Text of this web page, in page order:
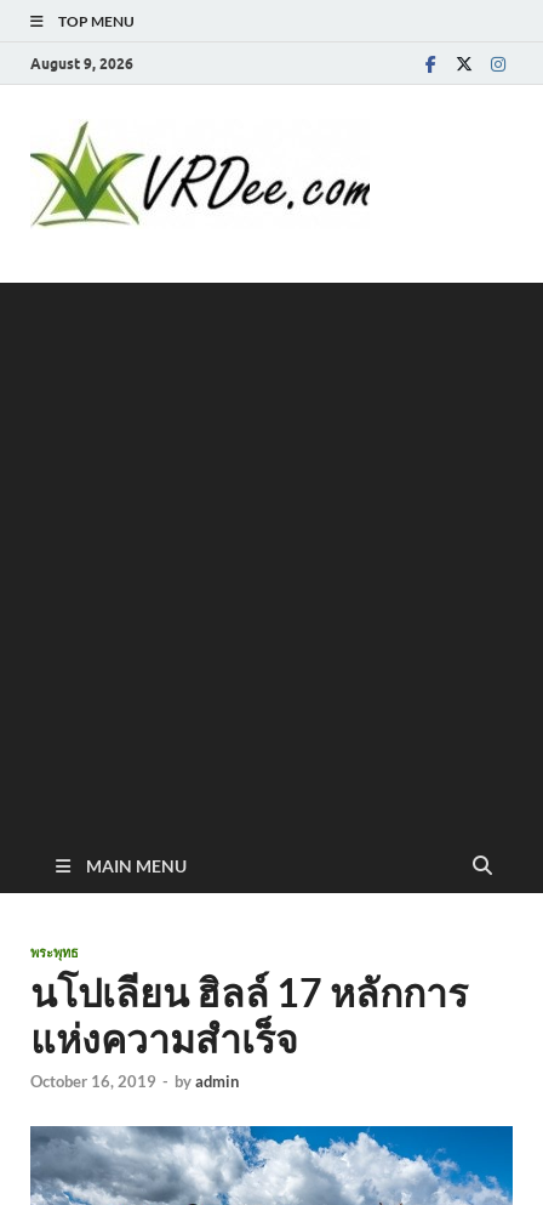
TOP MENU
August 9, 2026
MAIN MENU
พระพุทธ
นโปเลียน ฮิลล์ 17 หลักการ
แห่งความสำเร็จ
October 16, 2019 - byadmin